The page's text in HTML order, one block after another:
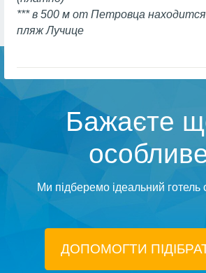
*** в 500 м от Петровца
пляж Лучице
Бажаєте
Ми підберемо ідеальний
ДОПОМОГТИ